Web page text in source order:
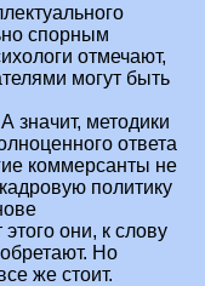
спорным
отмечают,
могут быть
значит, методики
ответа
коммерсанты не
политику
они, к слову
Но
же стоит.